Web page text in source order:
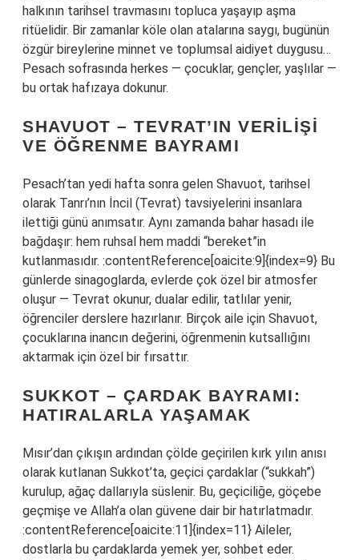
halkının tarihsel travmasını topluca yaşayıp aşma
ritüelidir. Bir zamanlar köle olan atalarına saygı, bugünün
özgür bireylerine minnet ve toplumsal aidiyet duygusu…
Pesach sofrasında herkes — çocuklar, gençler, yaşlılar —
bu ortak hafızaya dokunur.
SHAVUOT – TEVRAT’IN VERILIŞI
VE ÖĞRENME BAYRAMI
Pesach’tan yedi hafta sonra gelen Shavuot, tarihsel
olarak Tanrı’nın İncil (Tevrat) tavsiyelerini insanlara
ilettiği günü anımsatır. Aynı zamanda bahar hasadı ile
bağdaşır: hem ruhsal hem maddi “bereket”in
kutlanmasıdır. :contentReference[oaicite:9]{index=9} Bu
günlerde sinagoglarda, evlerde çok özel bir atmosfer
oluşur — Tevrat okunur, dualar edilir, tatlılar yenir,
öğrenciler derslere hazırlanır. Birçok aile için Shavuot,
çocuklarına inancın değerini, öğrenmenin kutsallığını
aktarmak için özel bir fırsattır.
SUKKOT – ÇARDAK BAYRAMI:
HATIRALARLA YAŞAMAK
Mısır’dan çıkışın ardından çölde geçirilen kırk yılın anısı
olarak kutlanan Sukkot’ta, geçici çardaklar (“sukkah”)
kurulup, ağaç dallarıyla süslenir. Bu, geçiciliğe, göçebe
geçmişe ve Allah’a olan güvene dair bir hatırlatmadır.
:contentReference[oaicite:11]{index=11} Aileler,
dostlarla bu çardaklarda yemek yer, sohbet eder.